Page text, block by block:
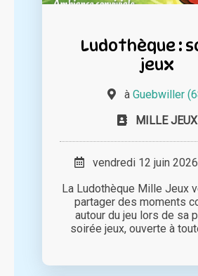
Ludothèque :
jeux
à Guebwiller
MILLE JEUX
vendredi 12 juin
La Ludothèque Mille Jeux
partager des moments
autour du jeu lors de sa
soirée jeux, ouverte à